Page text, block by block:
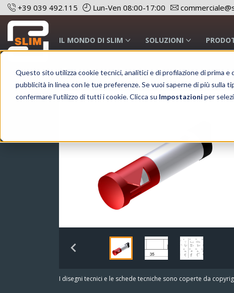
Questo sito utilizza cookie tecnici, analitici e di profilazione di prima
pubblicità in linea con le tue preferenze. Se vuoi saperne di più sulla
confermare l'utilizzo di tutti i cookie. Clicca su Impostazioni per
+39 039 492.115 Lun-Ven 08:00-17:00
IL MONDO DI SLIM SOLUZIONI
I disegni tecnici e le schede tecniche sono coperte da